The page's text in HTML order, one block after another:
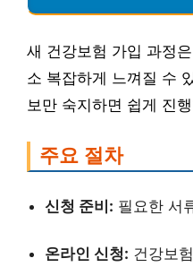
새 건강보험 가입 과정
소 복잡하게 느껴질 수
보만 숙지하면 쉽게 진
주요 절차
신청 준비: 필요한 서
온라인 신청: 건강보